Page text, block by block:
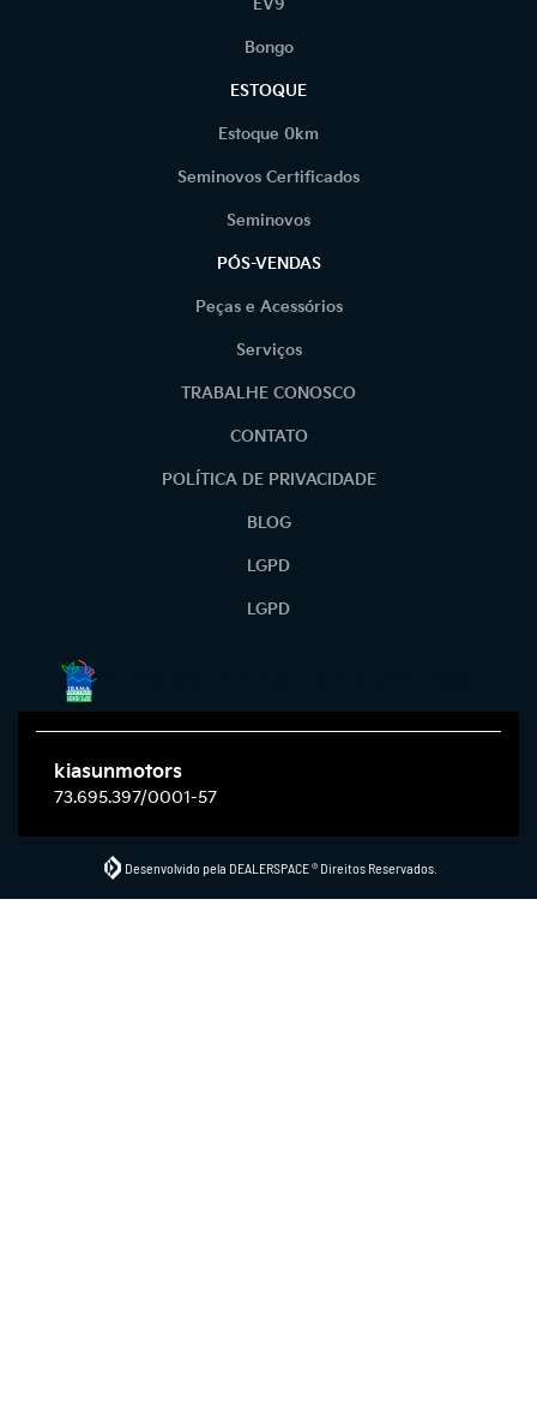
EV9
Bongo
ESTOQUE
Estoque 0km
Seminovos Certificados
Seminovos
PÓS-VENDAS
Peças e Acessórios
Serviços
TRABALHE CONOSCO
CONTATO
POLÍTICA DE PRIVACIDADE
BLOG
LGPD
LGPD
kiasunmotors
73.695.397/0001-57
Desenvolvido pela DEALERSPACE ® Direitos Reservados.